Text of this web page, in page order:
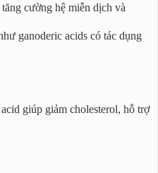
cường hệ miễn dịch và
ganoderic acids có tác dụng
giúp giảm cholesterol, hỗ trợ